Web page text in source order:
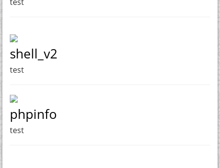
shell_v2
test
phpinfo
test